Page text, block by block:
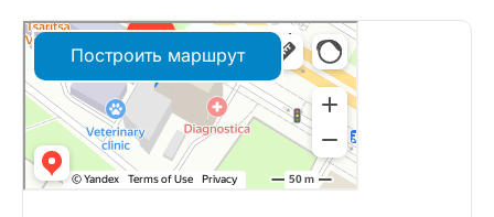
Построить маршрут